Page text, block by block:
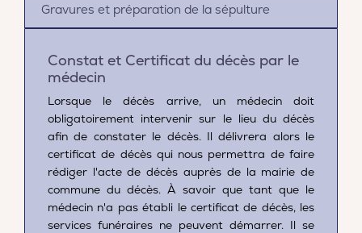
Gravures et préparation de la sépulture
Constat et Certificat du décès par le
médecin
Lorsque le décès arrive, un médecin doit
obligatoirement intervenir sur le lieu du décès
afin de constater le décès. Il délivrera alors le
certificat de décès qui nous permettra de faire
rédiger l'acte de décès auprès de la mairie de
commune du décès. À savoir que tant que le
médecin n'a pas établi le certificat de décès, les
services funéraires ne peuvent démarrer. Il se